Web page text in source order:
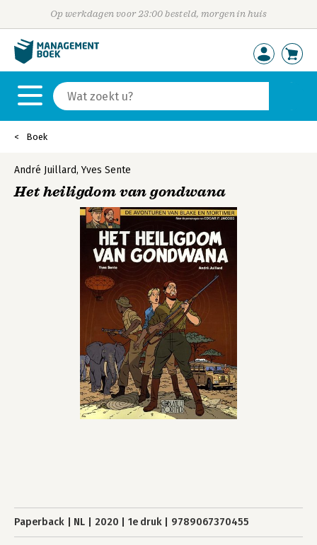
Op werkdagen voor 23:00 besteld, morgen in huis
Boek
André Juillard,Yves Sente
Het heiligdom van gondwana
Paperback NL 2020 1e druk 9789067370455